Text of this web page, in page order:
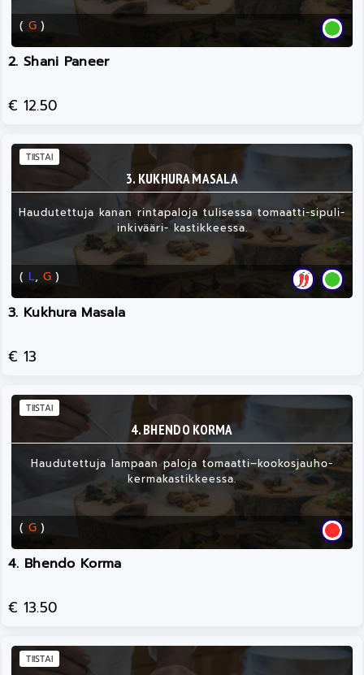
( G )
2. Shani Paneer
€ 12.50
3. KUKHURA MASALA
Haudutettuja kanan rintapaloja tulisessa tomaatti-sipuli-
inkivääri- kastikkeessa.
( L, G )
TIISTAI
3. Kukhura Masala
€ 13
4. BHENDO KORMA
Haudutettuja lampaan paloja tomaatti–kookosjauho-
kermakastikkeessa.
( G )
TIISTAI
4. Bhendo Korma
€ 13.50
TIISTAI